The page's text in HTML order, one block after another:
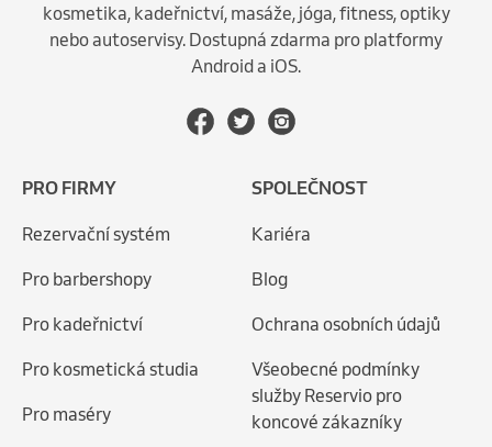
kosmetika, kadeřnictví, masáže, jóga, fitness, optiky
nebo autoservisy. Dostupná zdarma pro platformy
Android a iOS.
PRO FIRMY
Rezervační systém
Pro barbershopy
Pro kadeřnictví
Pro kosmetická studia
Pro maséry
SPOLEČNOST
Kariéra
Blog
Ochrana osobních údajů
Všeobecné podmínky
služby Reservio pro
koncové zákazníky